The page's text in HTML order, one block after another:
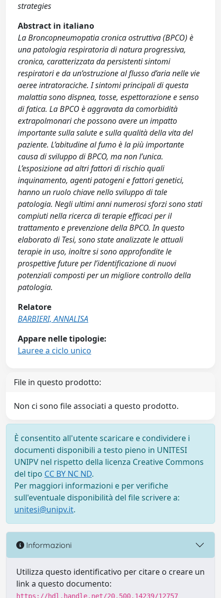
strategies
Abstract in italiano
La Broncopneumopatia cronica ostruttiva (BPCO) è
una patologia respiratoria di natura progressiva,
cronica, caratterizzata da persistenti sintomi
respiratori e da un’ostruzione al flusso d’aria nelle vie
aeree intratoraciche. I sintomi principali di questa
malattia sono dispnea, tosse, espettorazione e senso
di fatica. La BPCO è aggravata da comorbidità
extrapolmonari che possono avere un impatto
importante sulla salute e sulla qualità della vita del
paziente. L’abitudine al fumo è la più importante
causa di sviluppo di BPCO, ma non l’unica.
L’esposizione ad altri fattori di rischio quali
inquinamento, agenti patogeni e fattori genetici,
hanno un ruolo chiave nello sviluppo di tale
patologia. Negli ultimi anni numerosi sforzi sono stati
compiuti nella ricerca di terapie efficaci per il
trattamento e prevenzione della BPCO. In questo
elaborato di Tesi, sono state analizzate le attuali
terapie in uso, inoltre si sono approfondite le
prospettive future per l’identificazione di nuovi
potenziali composti per un migliore controllo della
patologia.
Relatore
BARBIERI, ANNALISA
Appare nelle tipologie:
Lauree a ciclo unico
File in questo prodotto:
Non ci sono file associati a questo prodotto.
È consentito all'utente scaricare e condividere i
documenti disponibili a testo pieno in UNITESI
UNIPV nel rispetto della licenza Creative Commons
del tipo CC BY NC ND.
Per maggiori informazioni e per verifiche
sull'eventuale disponibilità del file scrivere a:
unitesi@unipv.it.
Informazioni
Utilizza questo identificativo per citare o creare un
link a questo documento:
https://hdl.handle.net/20.500.14239/12757